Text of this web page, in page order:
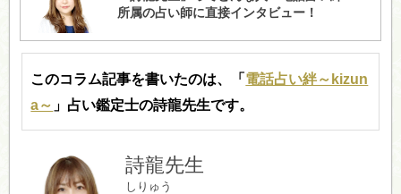
このコラム記事を書いたのは、「 電話占い絆～kizun
a～ 」占い鑑定士の詩龍先生です。
詩龍先生
しりゅう